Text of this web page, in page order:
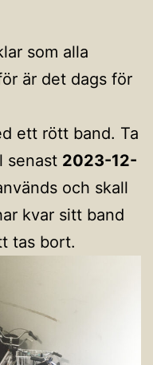
som alla
är det dags för
ett rött band. Ta
senast 2023-12-
och skall
kvar sitt band
tas bort.